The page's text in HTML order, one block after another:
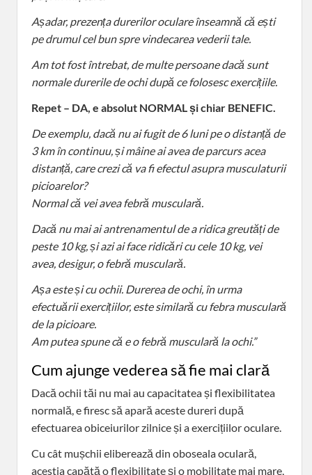
Așadar, prezența durerilor oculare înseamnă că ești
pe drumul cel bun spre vindecarea vederii tale.
Am tot fost întrebat, de multe persoane dacă sunt
normale durerile de ochi după ce folosesc exercițiile.
Repet – DA, e absolut NORMAL și chiar BENEFIC.
De exemplu, dacă nu ai fugit de 6 luni pe o distanță de
3 km în continuu, și mâine ai avea de parcurs acea
distanță, care crezi că va fi efectul asupra musculaturii
picioarelor?
Normal că vei avea febră musculară.
Dacă nu mai ai antrenamentul de a ridica greutăți de
peste 10 kg, și azi ai face ridicări cu cele 10 kg, vei
avea, desigur, o febră musculară.
Așa este și cu ochii. Durerea de ochi, în urma
efectuării exercițiilor, este similară cu febra musculară
de la picioare.
Am putea spune că e o febră musculară la ochi.”
Cum ajunge vederea să fie mai clară
Dacă ochii tăi nu mai au capacitatea și flexibilitatea
normală, e firesc să apară aceste dureri după
efectuarea obiceiurilor zilnice și a exercițiilor oculare.
Cu cât mușchii eliberează din oboseala oculară,
acestia capătă o flexibilitate și o mobilitate mai mare,